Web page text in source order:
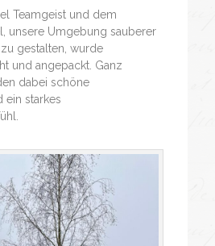
Teamgeist und dem
unsere Umgebung sauberer
gestalten, wurde
und angepackt. Ganz
dabei schöne
ein starkes